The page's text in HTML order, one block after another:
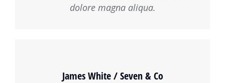
dolore magna aliqua.
James White / Seven & Co